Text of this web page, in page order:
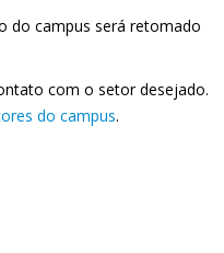
do campus será retomado
com o setor desejado.
do campus.